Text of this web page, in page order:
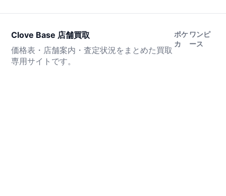
Clove Base 店舗買取
価格表・店舗案内・査定状況をまとめた買取
専用サイトです。
ポケ
カ
ワンピ
ース